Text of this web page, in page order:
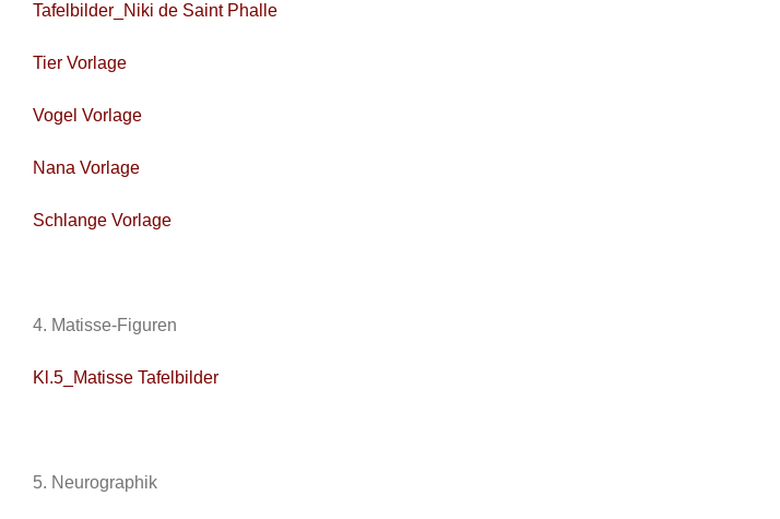
Tafelbilder_Niki de Saint Phalle
Tier Vorlage
Vogel Vorlage
Nana Vorlage
Schlange Vorlage
4. Matisse-Figuren
Kl.5_Matisse Tafelbilder
5. Neurographik